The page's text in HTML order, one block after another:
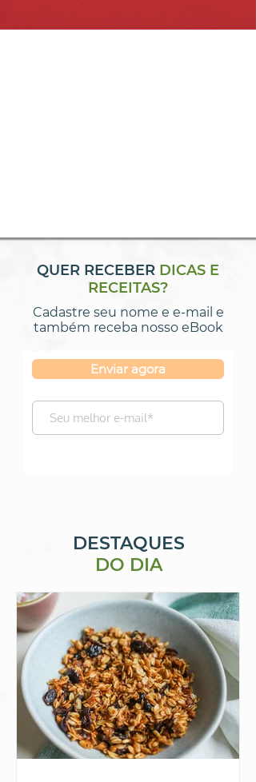
QUER RECEBER DICAS E
RECEITAS?
Cadastre seu nome e e-mail e
também receba nosso eBook
Enviar agora
DESTAQUES
DO DIA